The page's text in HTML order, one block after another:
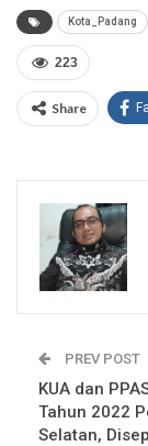
Kota_Padang
223
Share
PREV POST
KUA dan
Tahun 2022
Selatan,